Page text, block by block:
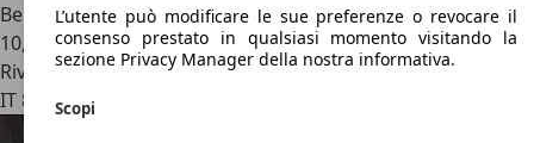
Benzina
10,0 l/100 km (comb.)
Rivenditore
IT 89013Gioia Tauro - Reggio Calabria
L’utente può modificare le sue preferenze o revocare il
consenso prestato in qualsiasi momento visitando la
sezione Privacy Manager della nostra informativa.
Scopi